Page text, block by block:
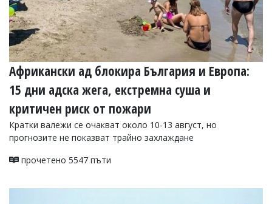
Африкански ад блокира България и Европа:
15 дни адска жега, екстремна суша и
критичен риск от пожари
Кратки валежи се очакват около 10-13 август, но
прогнозите не показват трайно захлаждане
прочетено 5547 пъти